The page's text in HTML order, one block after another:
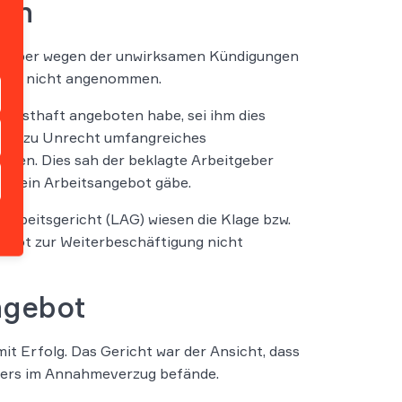
wegen der unwirksamen Kündigungen
nicht angenommen.
angeboten habe, sei ihm dies
zu Unrecht umfangreiches
Dies sah der beklagte Arbeitgeber
kein Arbeitsangebot gäbe.
(LAG) wiesen die Klage bzw.
zur Weiterbeschäftigung nicht
Erfolg. Das Gericht war der Ansicht, dass
im Annahmeverzug befände.